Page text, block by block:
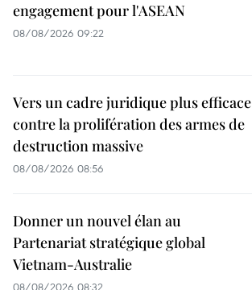
engagement pour l'ASEAN
08/08/2026 09:22
Vers un cadre juridique plus efficace
contre la prolifération des armes de
destruction massive
08/08/2026 08:56
Donner un nouvel élan au
Partenariat stratégique global
Vietnam-Australie
08/08/2026 08:32